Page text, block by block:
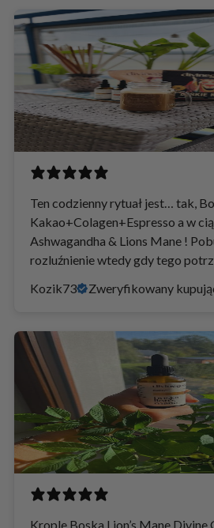
Ten codzienny rytuał jest… tak,
Kakao+Colagen+Espresso a w
Ashwagandha & Lions Mane ! Pobudzenie, skupienie i
rozluźnienie wtedy gdy tego
Kozik73
Zweryfikowany
Krople Boska Lion’s Mane Divine